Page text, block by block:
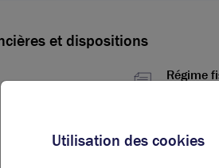
et dispositions
Régime
Les
Utilisation des cookies